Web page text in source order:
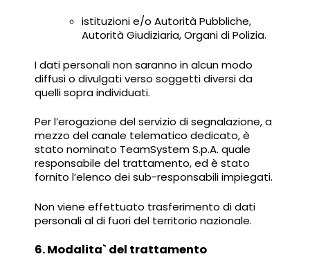
istituzioni e/o Autorità Pubbliche,
Autorità Giudiziaria, Organi di Polizia.
I dati personali non saranno in alcun modo
diffusi o divulgati verso soggetti diversi da
quelli sopra individuati.
Per l’erogazione del servizio di segnalazione, a
mezzo del canale telematico dedicato, è
stato nominato TeamSystem S.p.A. quale
responsabile del trattamento, ed è stato
fornito l’elenco dei sub-responsabili impiegati.
Non viene effettuato trasferimento di dati
personali al di fuori del territorio nazionale.
6. Modalita` del trattamento